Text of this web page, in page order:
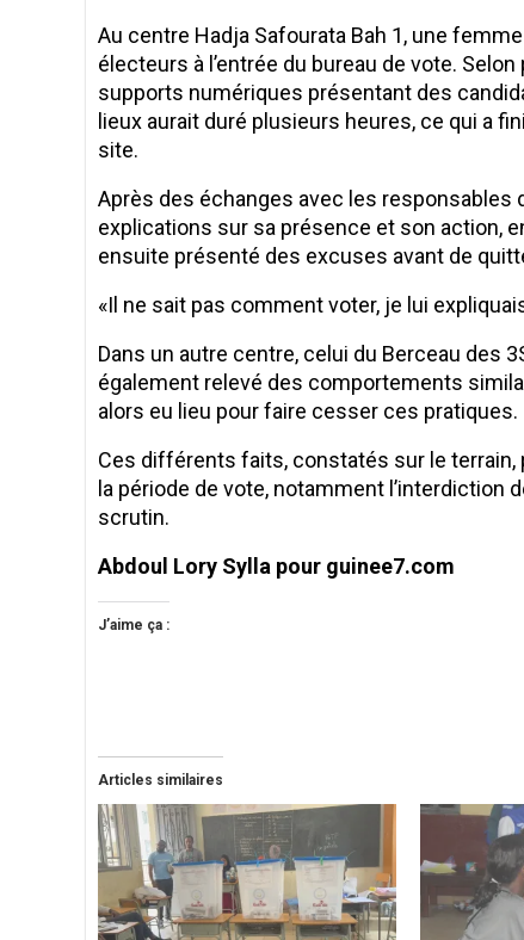
Au centre Hadja Safourata Bah 1, une
électeurs à l’entrée du bureau de vote.
supports numériques présentant des
lieux aurait duré plusieurs heures, ce qui a
site.
Après des échanges avec les responsables
explications sur sa présence et son action,
ensuite présenté des excuses avant de
«Il ne sait pas comment voter, je lui
Dans un autre centre, celui du Berceau des
également relevé des comportements
alors eu lieu pour faire cesser ces pratiques.
Ces différents faits, constatés sur le
la période de vote, notamment l’interdiction
scrutin.
Abdoul Lory Sylla pour guinee7.com
J’aime ça :
Articles similaires